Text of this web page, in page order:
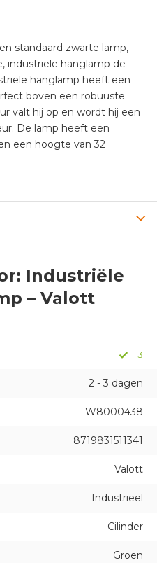
standaard zwarte lamp,
industriële hanglamp de
hanglamp heeft een
boven een robuuste
valt hij op en wordt hij een
De lamp heeft een
een hoogte van 32
Industriële
– Valott
3
2 - 3 dagen
W8000438
8719831511341
Valott
Industrieel
Cilinder
Groen